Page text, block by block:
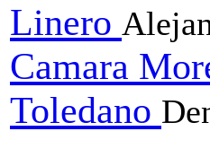
Linero
Camara
Toledano